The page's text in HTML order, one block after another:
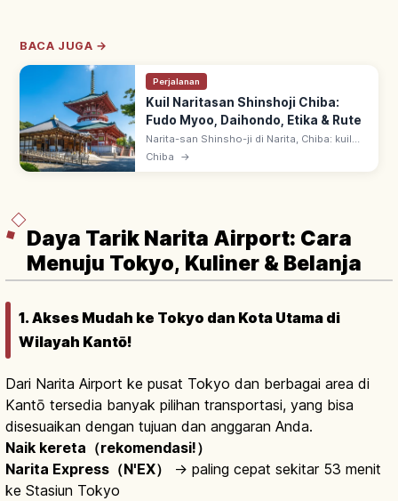
BACA JUGA →
Perjalanan
Kuil Naritasan Shinshoji Chiba:
Fudo Myoo, Daihondo, Etika & Rute
Narita-san Shinsho-ji di Narita, Chiba: kuil
Shingon Chisan sejak 940. Fudo Myoo
Chiba →
Daya Tarik Narita Airport: Cara
Menuju Tokyo, Kuliner & Belanja
1. Akses Mudah ke Tokyo dan Kota Utama di
Wilayah Kantō!
Dari Narita Airport ke pusat Tokyo dan berbagai area di
Kantō tersedia banyak pilihan transportasi, yang bisa
disesuaikan dengan tujuan dan anggaran Anda.
Naik kereta（rekomendasi!）
Narita Express（N'EX）
→ paling cepat sekitar 53 menit
ke Stasiun Tokyo